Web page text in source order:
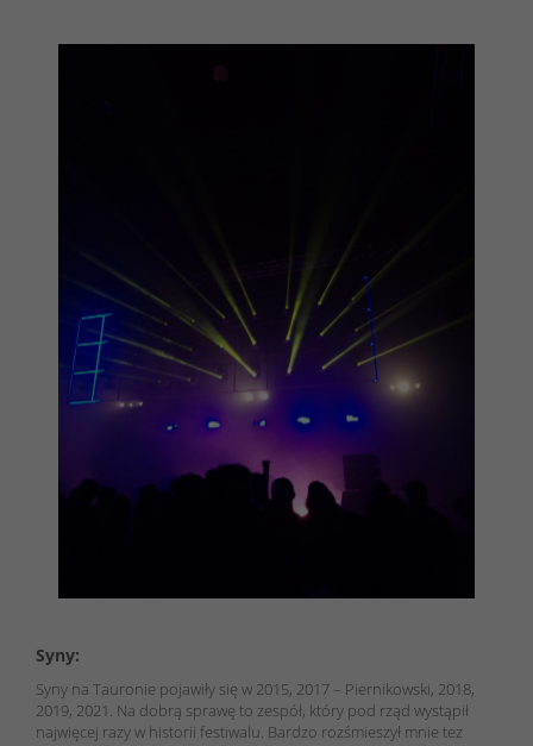
Syny:
Syny na Tauronie pojawiły się w 2015, 2017 – Piernikowski, 2018,
2019, 2021. Na dobrą sprawę to zespół, który pod rząd wystąpił
najwięcej razy w historii festiwalu. Bardzo rozśmieszył mnie tez